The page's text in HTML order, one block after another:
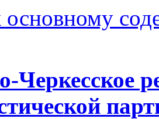
основному
Черкесское